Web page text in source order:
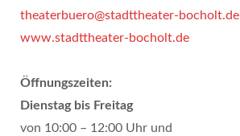
theaterbuero@stadttheater-bocholt.de
www.stadttheater-bocholt.de
Öffnungszeiten:
Dienstag bis Freitag
von 10:00 – 12:00 Uhr und